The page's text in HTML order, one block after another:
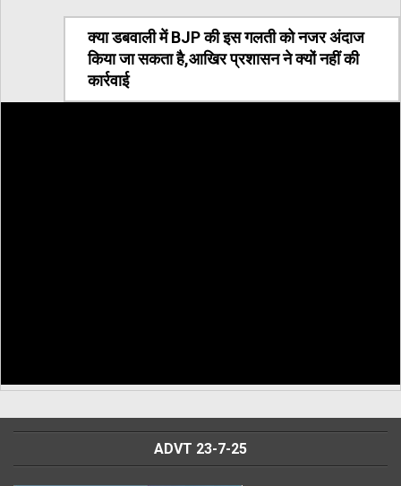
क्या डबवाली में BJP की इस गलती को नजर अंदाज
किया जा सकता है,आखिर प्रशासन ने क्यों नहीं की
कार्रवाई
ADVT 23-7-25